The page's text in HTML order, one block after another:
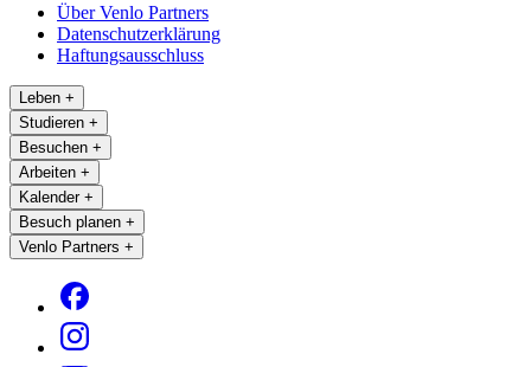
Über Venlo Partners
Datenschutzerklärung
Haftungsausschluss
Leben +
Studieren +
Besuchen +
Arbeiten +
Kalender +
Besuch planen +
Venlo Partners +